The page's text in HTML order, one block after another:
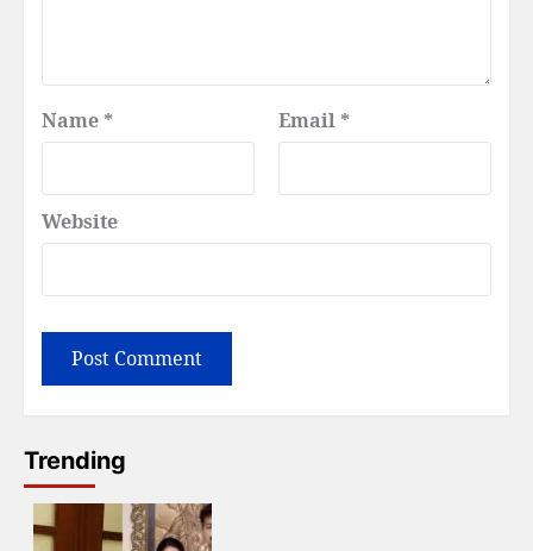
Name * Email *
Website
Trending